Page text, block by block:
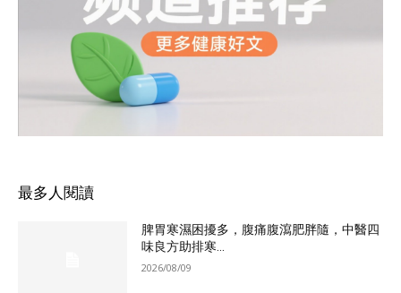
最多人閱讀
脾胃寒濕困擾多，腹痛腹瀉肥胖隨，中醫四
味良方助排寒...
2026/08/09